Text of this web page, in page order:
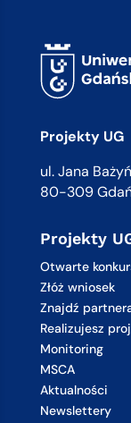
Projekty UG
ul. Jana
80-309
Projekty
Otwarte
Złóż wniosek
Znajdź
Realizujesz
Monitoring
MSCA
Aktualności
Newslettery